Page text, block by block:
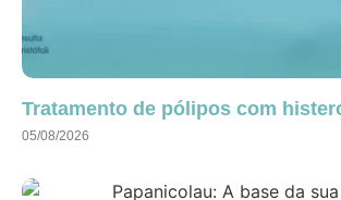
Tratamento de pólipos com
05/08/2026